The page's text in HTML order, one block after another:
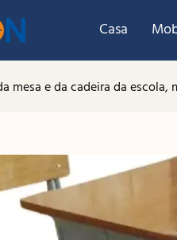
Casa
mesa e da cadeira da